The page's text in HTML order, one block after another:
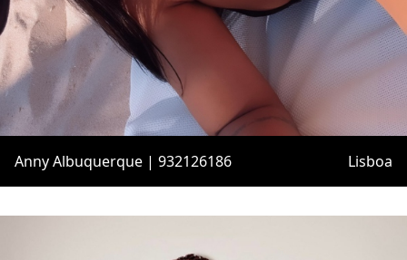
Anny Albuquerque | 932126186 Lisboa